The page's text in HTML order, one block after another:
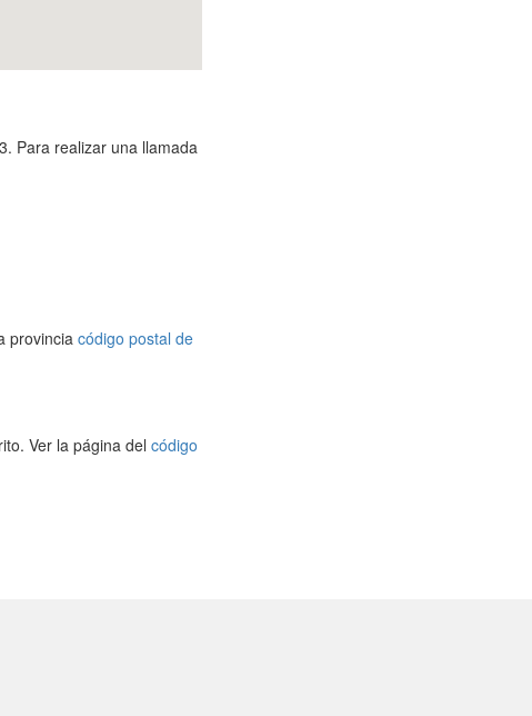
Para realizar una llamada
provincia código postal de
Ver la página del código